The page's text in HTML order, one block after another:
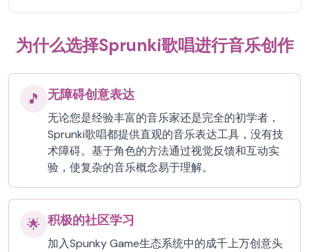
为什么选择Sprunki歌唱进行音乐创作
🎵 无障碍创意表达
无论您是经验丰富的音乐家还是完全的初学者，
Sprunki歌唱都提供直观的音乐表达工具，没有技
术障碍。基于角色的方法通过视觉反馈和互动实
验，使复杂的音乐概念易于理解。
🌟 积极的社区学习
加入Spunky Game生态系统中的成千上万创意头